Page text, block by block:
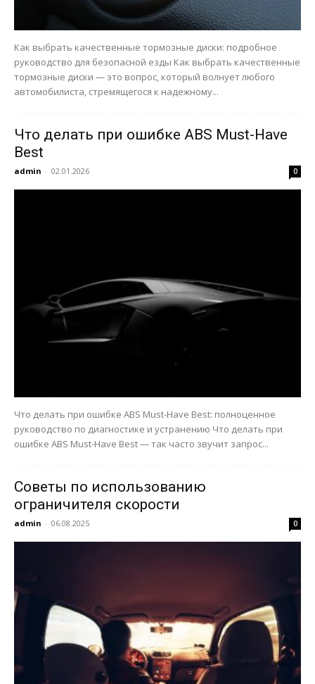
Как выбрать качественные тормозные диски: подробное
руководство для безопасной езды Как выбрать качественные
тормозные диски — это вопрос, который волнует любого
автомобилиста, стремящегося к надежному...
Что делать при ошибке ABS Must-Have
Best
admin - 02.01.2026 0
Что делать при ошибке ABS Must-Have Best: полноценное
руководство по диагностике и устранению Что делать при
ошибке ABS Must-Have Best — так часто звучит запрос...
Советы по использованию
ограничителя скорости
admin - 06.08.2025 0